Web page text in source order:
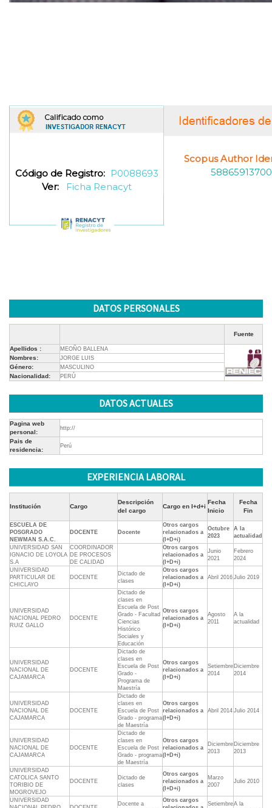
Código de Registro: P0088693
Ver:
Ficha Renacyt
Scopus Author
58865913700
DATOS PERSONALES
Fuente
Apellidos : MEOÑO BALLENA
Nombres: JORGE LUIS
Género: MASCULINO
Nacionalidad: PERÚ
DATOS ACTUALES
Pagina web
personal:
http://
Pais de
residencia:
Perú
EXPERIENCIA LABORAL
Institución Cargo
Descripción
del cargo
Cargo en I+d+i
Fecha
Inicio
Fecha
Fin
ESCUELA DE
POSGRADO
NEWMAN S.A.C.
DOCENTE Docente
Otros cargos
relacionados a
(I+D+i)
Octubre
2023
A la
actualidad
UNIVERSIDAD SAN
IGNACIO DE LOYOLA
S.A
COORDINADOR
DE PROCESOS
DE CALIDAD
Otros cargos
relacionados a
(I+D+i)
Junio
2021
Febrero
2024
UNIVERSIDAD
PARTICULAR DE
CHICLAYO
DOCENTE
Dictado de
clases
Otros cargos
relacionados a
(I+D+i)
Abril 2016 Julio 2019
UNIVERSIDAD
NACIONAL PEDRO
RUIZ GALLO
DOCENTE
Dictado de
clases en
Escuela de Post
Grado - Facultad
Ciencias
Histórico
Sociales y
Educación
Otros cargos
relacionados a
(I+D+i)
Agosto
2011
A la
actualidad
UNIVERSIDAD
NACIONAL DE
CAJAMARCA
DOCENTE
Dictado de
clases en
Escuela de Post
Grado -
Programa de
Maestría
Otros cargos
relacionados a
(I+D+i)
Setiembre
2014
Diciembre
2014
UNIVERSIDAD
NACIONAL DE
CAJAMARCA
DOCENTE
Dictado de
clases en
Escuela de Post
Grado - programa
de Maestría
Otros cargos
relacionados a
(I+D+i)
Abril 2014 Julio 2014
UNIVERSIDAD
NACIONAL DE
CAJAMARCA
DOCENTE
Dictado de
clases en
Escuela de Post
Grado - programa
de Maestría
Otros cargos
relacionados a
(I+D+i)
Diciembre
2013
Diciembre
2013
UNIVERSIDAD
CATOLICA SANTO
TORIBIO DE
MOGROVEJO
DOCENTE
Dictado de
clases
Otros cargos
relacionados a
(I+D+i)
Marzo
2007
Julio 2010
UNIVERSIDAD
Docente a
Otros cargos
SetiembreA la